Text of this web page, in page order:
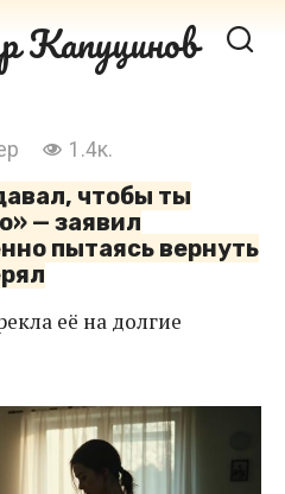
Капуцинов
1.4к.
чтобы ты
— заявил
пытаясь вернуть
её на долгие